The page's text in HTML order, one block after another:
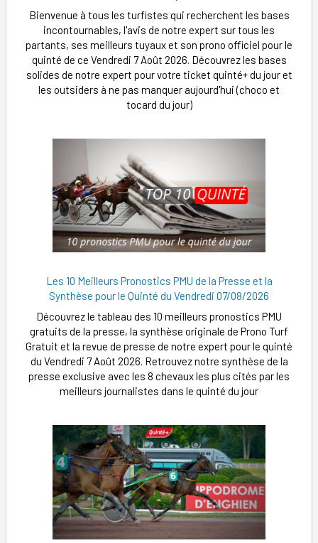
Bienvenue à tous les turfistes qui recherchent les bases
incontournables, l'avis de notre expert sur tous les
partants, ses meilleurs tuyaux et son prono officiel pour le
quinté de ce Vendredi 7 Août 2026. Découvrez les bases
solides de notre expert pour votre ticket quinté+ du jour et
les outsiders à ne pas manquer aujourd'hui (choco et
tocard du jour)
Les 10 Meilleurs Pronostics PMU de la Presse et la
Synthèse pour le Quinté du Vendredi 07/08/2026
Découvrez le tableau des 10 meilleurs pronostics PMU
gratuits de la presse, la synthèse originale de Prono Turf
Gratuit et la revue de presse de notre expert pour le quinté
du Vendredi 7 Août 2026. Retrouvez notre synthèse de la
presse exclusive avec les 8 chevaux les plus cités par les
meilleurs journalistes dans le quinté du jour